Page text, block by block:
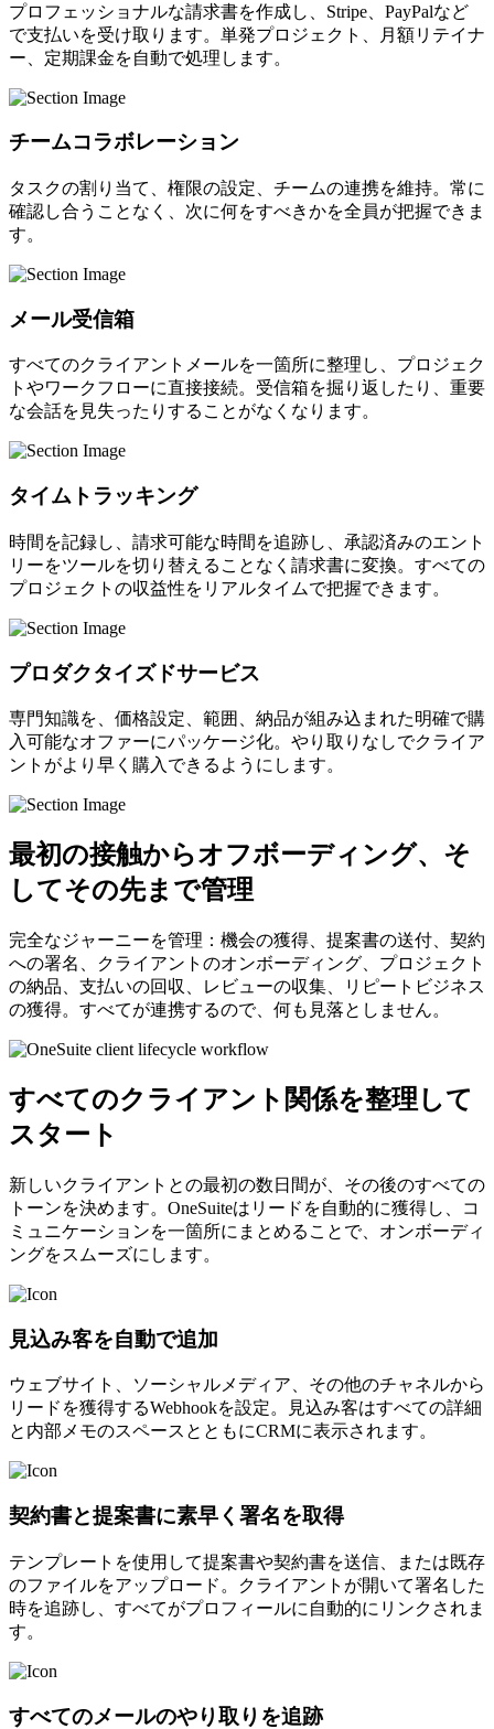
プロフェッショナルな請求書を作成し、Stripe、PayPalなど
で支払いを受け取ります。単発プロジェクト、月額リテイナ
ー、定期課金を自動で処理します。
チームコラボレーション
タスクの割り当て、権限の設定、チームの連携を維持。常に
確認し合うことなく、次に何をすべきかを全員が把握できま
す。
メール受信箱
すべてのクライアントメールを一箇所に整理し、プロジェク
トやワークフローに直接接続。受信箱を掘り返したり、重要
な会話を見失ったりすることがなくなります。
タイムトラッキング
時間を記録し、請求可能な時間を追跡し、承認済みのエント
リーをツールを切り替えることなく請求書に変換。すべての
プロジェクトの収益性をリアルタイムで把握できます。
プロダクタイズドサービス
専門知識を、価格設定、範囲、納品が組み込まれた明確で購
入可能なオファーにパッケージ化。やり取りなしでクライア
ントがより早く購入できるようにします。
最初の接触からオフボーディング、そ
してその先まで管理
完全なジャーニーを管理：機会の獲得、提案書の送付、契約
への署名、クライアントのオンボーディング、プロジェクト
の納品、支払いの回収、レビューの収集、リピートビジネス
の獲得。すべてが連携するので、何も見落としません。
すべてのクライアント関係を整理して
スタート
新しいクライアントとの最初の数日間が、その後のすべての
トーンを決めます。OneSuiteはリードを自動的に獲得し、コ
ミュニケーションを一箇所にまとめることで、オンボーディ
ングをスムーズにします。
見込み客を自動で追加
ウェブサイト、ソーシャルメディア、その他のチャネルから
リードを獲得するWebhookを設定。見込み客はすべての詳細
と内部メモのスペースとともにCRMに表示されます。
契約書と提案書に素早く署名を取得
テンプレートを使用して提案書や契約書を送信、または既存
のファイルをアップロード。クライアントが開いて署名した
時を追跡し、すべてがプロフィールに自動的にリンクされま
す。
すべてのメールのやり取りを追跡